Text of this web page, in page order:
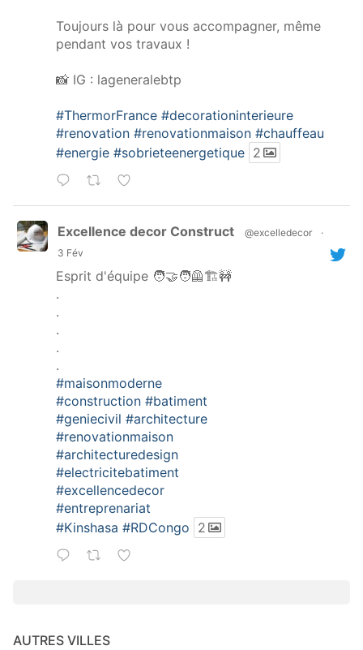
Toujours là pour vous accompagner, même
pendant vos travaux !
📸 IG : lageneralebtp
#ThermorFrance #decorationinterieure
#renovation #renovationmaison #chauffeau
#energie #sobrieteenergetique 2
Excellence decor Construct @excelledecor
·
3 Fév
Esprit d'équipe 🧑‍🤝‍🧑🦺🏗️🚧
.
.
.
.
.
#maisonmoderne
#construction #batiment
#geniecivil #architecture
#renovationmaison
#architecturedesign
#electricitebatiment
#excellencedecor
#entreprenariat
#Kinshasa #RDCongo 2
AUTRES VILLES